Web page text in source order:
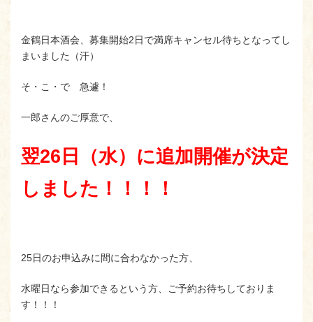
金鶴日本酒会、募集開始2日で満席キャンセル待ちとなってし
まいました（汗）
そ・こ・で 急遽！
一郎さんのご厚意で、
翌26日（水）に追加開催が決定
しました！！！！
25日のお申込みに間に合わなかった方、
水曜日なら参加できるという方、ご予約お待ちしておりま
す！！！